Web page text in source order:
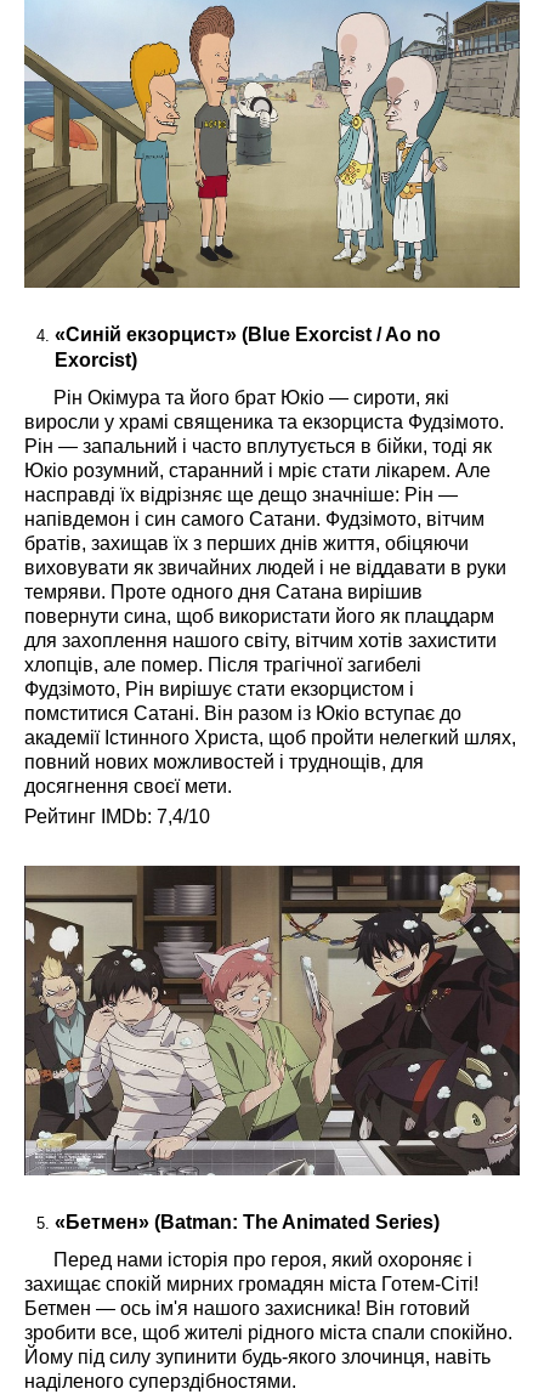
«Синій екзорцист» (Blue Exorcist / Ao no
Exorcist)
Рін Окімура та його брат Юкіо — сироти, які
виросли у храмі священика та екзорциста Фудзімото.
Рін — запальний і часто вплутується в бійки, тоді як
Юкіо розумний, старанний і мріє стати лікарем. Але
насправді їх відрізняє ще дещо значніше: Рін —
напівдемон і син самого Сатани. Фудзімото, вітчим
братів, захищав їх з перших днів життя, обіцяючи
виховувати як звичайних людей і не віддавати в руки
темряви. Проте одного дня Сатана вирішив
повернути сина, щоб використати його як плацдарм
для захоплення нашого світу, вітчим хотів захистити
хлопців, але помер. Після трагічної загибелі
Фудзімото, Рін вирішує стати екзорцистом і
помститися Сатані. Він разом із Юкіо вступає до
академії Істинного Христа, щоб пройти нелегкий шлях,
повний нових можливостей і труднощів, для
досягнення своєї мети.
Рейтинг IMDb: 7,4/10
«Бетмен» (Batman: The Animated Series)
Перед нами історія про героя, який охороняє і
захищає спокій мирних громадян міста Готем-Сіті!
Бетмен — ось ім'я нашого захисника! Він готовий
зробити все, щоб жителі рідного міста спали спокійно.
Йому під силу зупинити будь-якого злочинця, навіть
наділеного суперздібностями.